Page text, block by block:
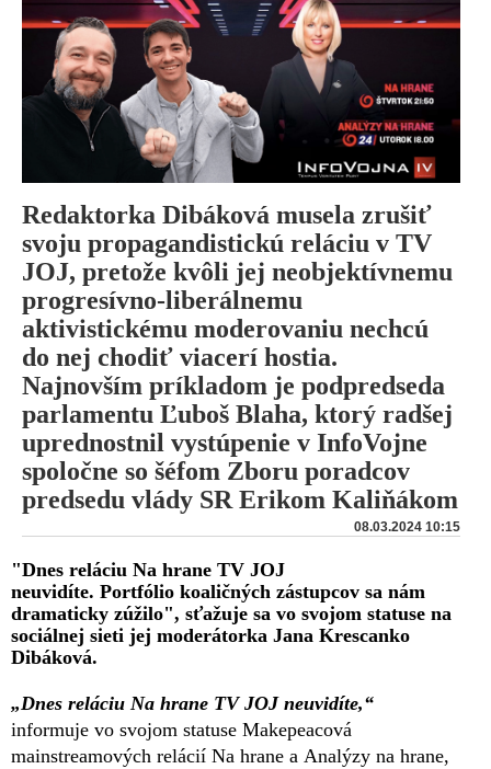
Redaktorka Dibáková musela zrušiť
svoju propagandistickú reláciu v TV
JOJ, pretože kvôli jej neobjektívnemu
progresívno-liberálnemu
aktivistickému moderovaniu nechcú
do nej chodiť viacerí hostia.
Najnovším príkladom je podpredseda
parlamentu Ľuboš Blaha, ktorý radšej
uprednostnil vystúpenie v InfoVojne
spoločne so šéfom Zboru poradcov
predsedu vlády SR Erikom Kaliňákom
08.03.2024 10:15
"Dnes reláciu Na hrane TV JOJ
neuvidíte. Portfólio koaličných zástupcov sa nám
dramaticky zúžilo", sťažuje sa vo svojom statuse na
sociálnej sieti jej moderátorka Jana Krescanko
Dibáková.
„Dnes reláciu Na hrane TV JOJ neuvidíte,“
informuje vo svojom statuse Makepeacová
mainstreamových relácií Na hrane a Analýzy na hrane,